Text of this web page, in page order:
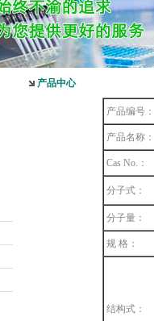
产品中心
产品编号：
产品名称：
Cas No.：
分子式：
分子量：
规 格：
结构式：